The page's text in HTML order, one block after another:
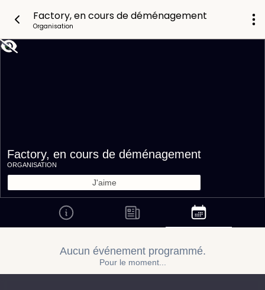
Factory, en cours de déménagement
Organisation
Factory, en cours de déménagement
ORGANISATION
J'aime
Aucun événement programmé.
Pour le moment...